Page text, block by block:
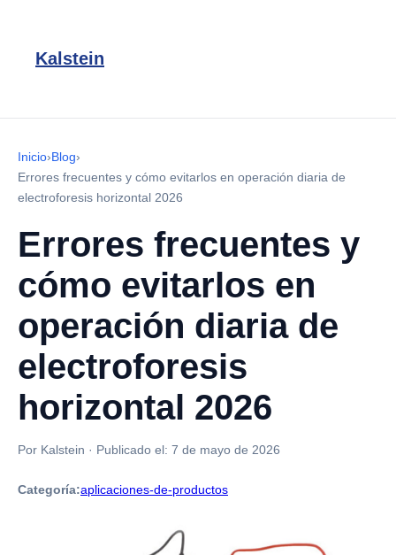
Kalstein
Inicio›Blog›
Errores frecuentes y cómo evitarlos en operación diaria de
electroforesis horizontal 2026
Errores frecuentes y
cómo evitarlos en
operación diaria de
electroforesis
horizontal 2026
Por Kalstein · Publicado el: 7 de mayo de 2026
Categoría:aplicaciones-de-productos